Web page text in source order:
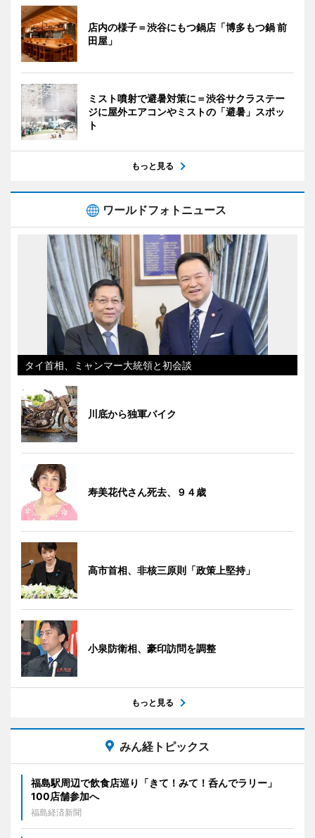
店内の様子＝渋谷にもつ鍋店「博多もつ鍋 前
田屋」
ミスト噴射で避暑対策に＝渋谷サクラステー
ジに屋外エアコンやミストの「避暑」スポッ
ト
もっと見る
ワールドフォトニュース
タイ首相、ミャンマー大統領と初会談
川底から独軍バイク
寿美花代さん死去、９４歳
高市首相、非核三原則「政策上堅持」
小泉防衛相、豪印訪問を調整
もっと見る
みん経トピックス
福島駅周辺で飲食店巡り「きて！みて！呑んでラリー」
100店舗参加へ
福島経済新聞